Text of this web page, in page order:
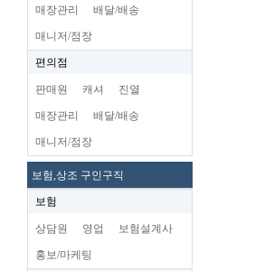
매장관리 배달/배송
매니저/점장
편의점
판매원 캐셔 진열
매장관리 배달/배송
매니저/점장
보험,상조 구인구직
보험
상담원 영업 보험설계사
홍보/마케팅